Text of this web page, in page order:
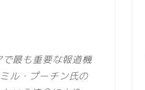
最も重要な報道機
ル・プーチン氏の